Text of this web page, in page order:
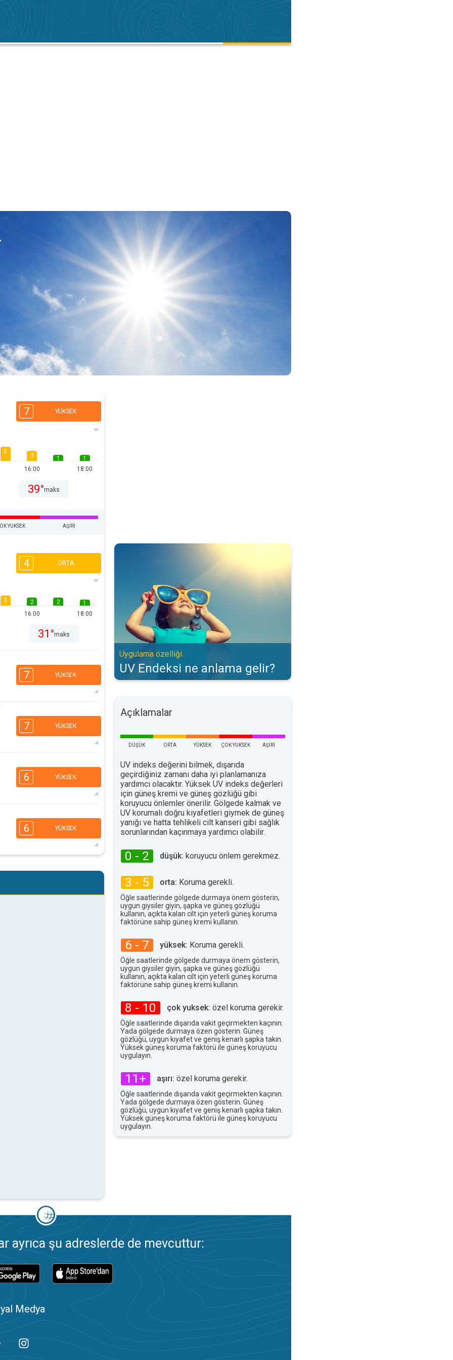
7 YÜKSEK
5
3
16:00
1
1
18:00
39°maks
YUKSEK AŞIRI
4 ORTA
3
2
16:00
2
1
18:00
31°maks
7 YÜKSEK
3
16:00
31°maks
7 YÜKSEK
3
16:00
33°maks
6 YÜKSEK
3
16:00
2
35°
6 YÜKSEK
3
2
1
UV Endeksi ne anlama gelir?. Uygulama özelliği. . .
Uygulama özelliği
UV Endeksi ne anlama gelir?
Açıklamalar
DÜŞÜK ORTA YÜKSEK ÇOK YUKSEK AŞIRI
UV indeks değerini bilmek, dışarıda
geçirdiğiniz zamanı daha iyi planlamanıza
yardımcı olacaktır. Yüksek UV indeks değerleri
için güneş kremi ve güneş gözlüğü gibi
koruyucu önlemler önerilir. Gölgede kalmak ve
UV korumalı doğru kıyafetleri giymek de güneş
yanığı ve hatta tehlikeli cilt kanseri gibi sağlık
sorunlarından kaçınmaya yardımcı olabilir.
0 - 2 düşük: koruyucu önlem gerekmez.
3 - 5 orta: Koruma gerekli.
Öğle saatlerinde gölgede durmaya önem gösterin,
uygun giysiler giyin, şapka ve güneş gözlüğü
kullanın, açıkta kalan cilt için yeterli güneş koruma
faktörüne sahip güneş kremi kullanın.
6 - 7 yüksek: Koruma gerekli.
Öğle saatlerinde gölgede durmaya önem gösterin,
uygun giysiler giyin, şapka ve güneş gözlüğü
kullanın, açıkta kalan cilt için yeterli güneş koruma
faktörüne sahip güneş kremi kullanın.
8 - 10 çok yuksek: özel koruma gerekir.
Öğle saatlerinde dışarıda vakit geçirmekten kaçının.
Yada gölgede durmaya özen gösterin. Güneş
gözlüğü, uygun kıyafet ve geniş kenarlı şapka takın.
Yüksek güneş koruma faktörü ile güneş koruyucu
uygulayın.
11+ aşırı: özel koruma gerekir.
Öğle saatlerinde dışarıda vakit geçirmekten kaçının.
Yada gölgede durmaya özen gösterin. Güneş
gözlüğü, uygun kıyafet ve geniş kenarlı şapka takın.
Yüksek güneş koruma faktörü ile güneş koruyucu
uygulayın.
ayrıca şu adreslerde de mevcuttur:
Medya